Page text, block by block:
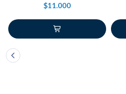
$11.000